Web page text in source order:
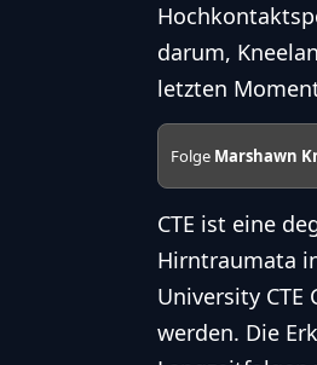
darum,
letzten
Folge Marshawn
CTE ist eine
Hirntraumata
University
werden. Die